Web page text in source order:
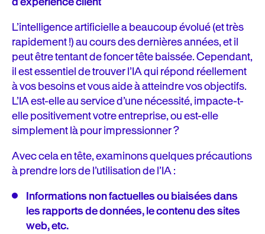
L’intelligence artificielle a beaucoup évolué (et très
rapidement !) au cours des dernières années, et il
peut être tentant de foncer tête baissée. Cependant,
il est essentiel de trouver l’IA qui répond réellement
à vos besoins et vous aide à atteindre vos objectifs.
L’IA est-elle au service d’une nécessité, impacte-t-
elle positivement votre entreprise, ou est-elle
simplement là pour impressionner ?
Avec cela en tête, examinons quelques précautions
à prendre lors de l’utilisation de l’IA :
Informations non factuelles ou biaisées dans
les rapports de données, le contenu des sites
web, etc.